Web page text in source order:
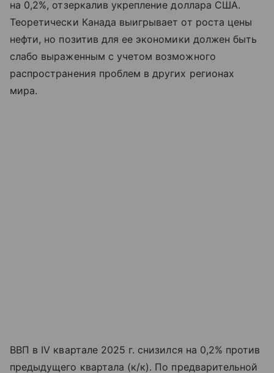
на 0,2%, отзеркалив укрепление доллара США.
Теоретически Канада выигрывает от роста цены
нефти, но позитив для ее экономики должен быть
слабо выраженным с учетом возможного
распространения проблем в других регионах
мира.
ВВП в IV квартале 2025 г. снизился на 0,2% против
предыдущего квартала (к/к). По предварительной